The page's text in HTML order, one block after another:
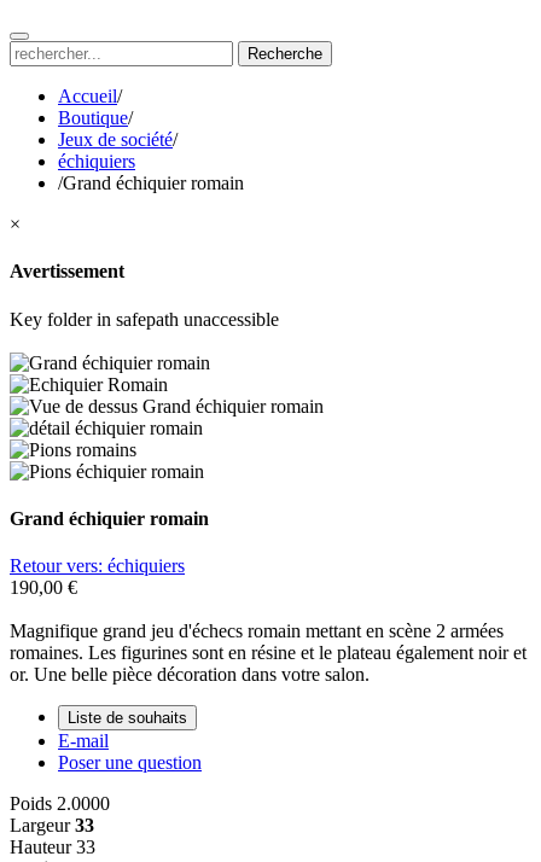
Recherche
Accueil/
Boutique/
Jeux de société/
échiquiers
/Grand échiquier romain
×
Avertissement
Key folder in safepath unaccessible
Grand échiquier romain
Retour vers: échiquiers
190,00 €
Magnifique grand jeu d'échecs romain mettant en scène 2 armées
romaines. Les figurines sont en résine et le plateau également noir et
or. Une belle pièce décoration dans votre salon.
Liste de souhaits
E-mail
Poser une question
Poids 2.0000
Largeur33
Hauteur33